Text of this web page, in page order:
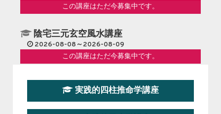
この講座はただ今募集中です。
陰宅三元玄空風水講座
2026-08-08～2026-08-09
この講座はただ今募集中です。
第１９期立命塾『実践的易学講座』
2026-08-22～2026-10-25
実践的四柱推命学講座